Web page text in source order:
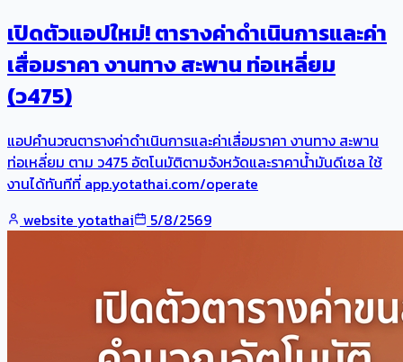
เปิดตัวแอปใหม่! ตารางค่าดำเนินการและค่า
เสื่อมราคา งานทาง สะพาน ท่อเหลี่ยม
(ว475)
แอปคำนวณตารางค่าดำเนินการและค่าเสื่อมราคา งานทาง สะพาน
ท่อเหลี่ยม ตาม ว475 อัตโนมัติตามจังหวัดและราคาน้ำมันดีเซล ใช้
งานได้ทันทีที่ app.yotathai.com/operate
website yotathai
5/8/2569